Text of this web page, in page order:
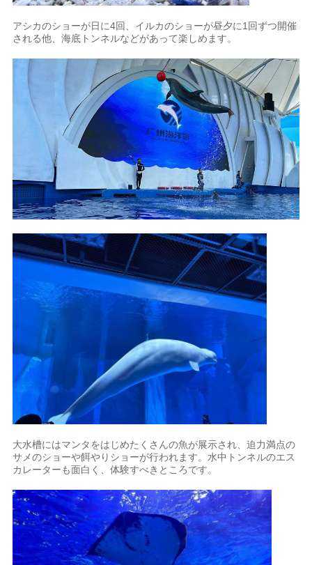
アシカのショーが日に4回、イルカのショーが昼夕に1回ずつ開催
される他、海底トンネルなどがあって楽しめます。
大水槽にはマンタをはじめたくさんの魚が展示され、迫力満点の
サメのショーや餌やりショーが行われます。水中トンネルのエス
カレーターも面白く、体験すべきところです。